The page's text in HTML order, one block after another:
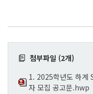
첨부파일 (2개)
1. 2025학년도 하
자 모집 공고문.hwp